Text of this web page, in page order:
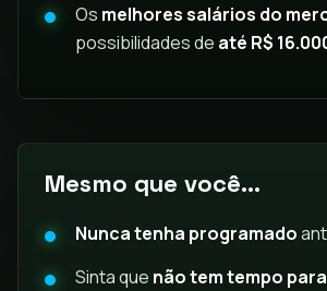
Os melhores salários do
possibilidades de até R$
Mesmo que você...
Nunca tenha programado
Sinta que não tem tempo